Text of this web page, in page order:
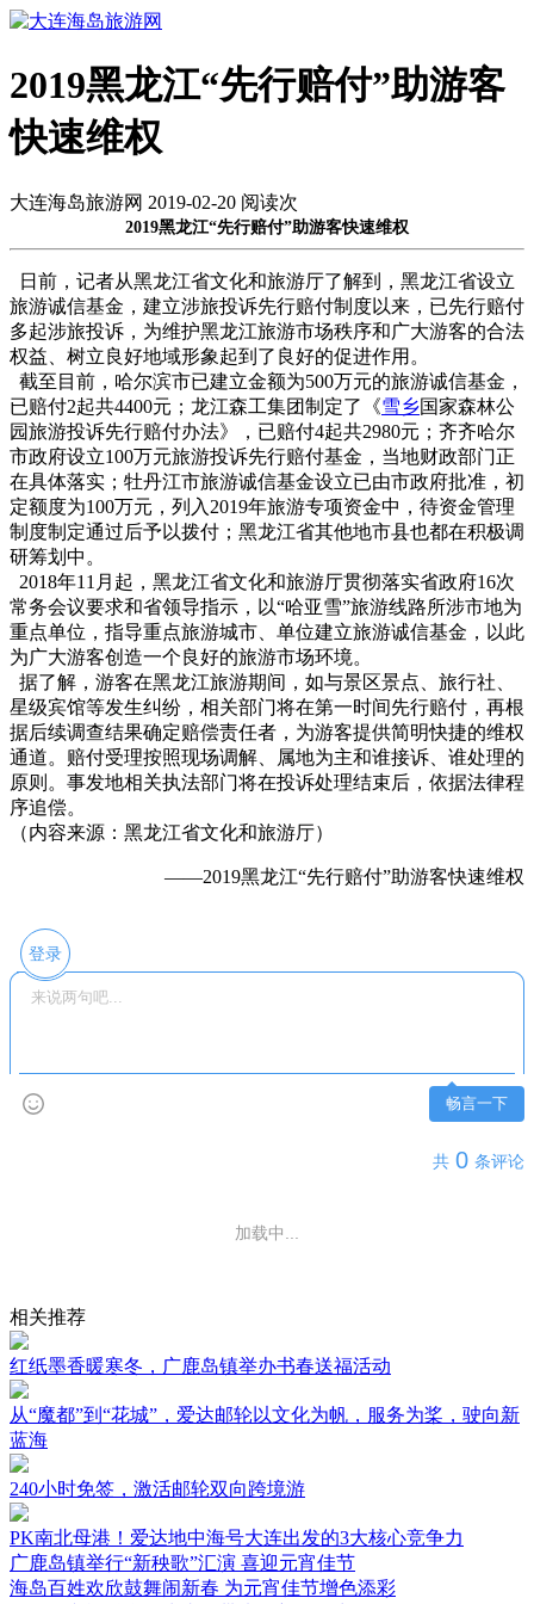
2019黑龙江“先行赔付”助游客
快速维权
大连海岛旅游网 2019-02-20 阅读次
2019黑龙江“先行赔付”助游客快速维权
日前，记者从黑龙江省文化和旅游厅了解到，黑龙江省设立
旅游诚信基金，建立涉旅投诉先行赔付制度以来，已先行赔付
多起涉旅投诉，为维护黑龙江旅游市场秩序和广大游客的合法
权益、树立良好地域形象起到了良好的促进作用。
截至目前，哈尔滨市已建立金额为500万元的旅游诚信基金，
已赔付2起共4400元；龙江森工集团制定了《雪乡国家森林公
园旅游投诉先行赔付办法》，已赔付4起共2980元；齐齐哈尔
市政府设立100万元旅游投诉先行赔付基金，当地财政部门正
在具体落实；牡丹江市旅游诚信基金设立已由市政府批准，初
定额度为100万元，列入2019年旅游专项资金中，待资金管理
制度制定通过后予以拨付；黑龙江省其他地市县也都在积极调
研筹划中。
2018年11月起，黑龙江省文化和旅游厅贯彻落实省政府16次
常务会议要求和省领导指示，以“哈亚雪”旅游线路所涉市地为
重点单位，指导重点旅游城市、单位建立旅游诚信基金，以此
为广大游客创造一个良好的旅游市场环境。
据了解，游客在黑龙江旅游期间，如与景区景点、旅行社、
星级宾馆等发生纠纷，相关部门将在第一时间先行赔付，再根
据后续调查结果确定赔偿责任者，为游客提供简明快捷的维权
通道。赔付受理按照现场调解、属地为主和谁接诉、谁处理的
原则。事发地相关执法部门将在投诉处理结束后，依据法律程
序追偿。
（内容来源：黑龙江省文化和旅游厅）
——2019黑龙江“先行赔付”助游客快速维权
登录
畅言一下
共 0 条评论
加载中...
相关推荐
红纸墨香暖寒冬，广鹿岛镇举办书春送福活动
从“魔都”到“花城”，爱达邮轮以文化为帆，服务为桨，驶向新
蓝海
240小时免签，激活邮轮双向跨境游
PK南北母港！爱达地中海号大连出发的3大核心竞争力
广鹿岛镇举行“新秧歌”汇演 喜迎元宵佳节
海岛百姓欢欣鼓舞闹新春 为元宵佳节增色添彩